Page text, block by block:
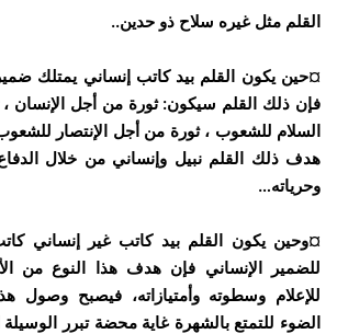
ﺍﻟﻘﻠﻢ ﻣﺜﻞ ﻏﻴﺮﻩ ﺳﻼﺡ ﺫﻭ ﺣﺪﻳﻦ..
¤ﺣﻴﻦ ﻳﻜﻮﻥ ﺍﻟﻘﻠﻢ ﺑﻴﺪ ﻛﺎﺗﺐ ﺇﻧﺴﺎﻧﻲ ﻳﻤﺘﻠﻚ
ﻓﺈﻥ ﺫﻟﻚ ﺍﻟﻘﻠﻢ ﺳﻴﻜﻮﻥ: ﺛﻮﺭﺓ ﻣﻦ ﺃﺟﻞ ﺍﻹﻧﺴﺎﻥ
ﺍﻟﺴﻼﻡ ﻟﻠﺸﻌﻮﺏ ، ﺛﻮﺭﺓ ﻣﻦ ﺃﺟﻞ ﺍﻹﻧﺘﺼﺎﺭ
ﻫﺪﻑ ﺫﻟﻚ ﺍﻟﻘﻠﻢ ﻧﺒﻴﻞ ﻭﺇﻧﺴﺎﻧﻲ ﻣﻦ ﺧﻼﻝ
ﻭﺣﺮﻳﺎﺗﻪ…
¤ﻭﺣﻴﻦ ﻳﻜﻮﻥ ﺍﻟﻘﻠﻢ ﺑﻴﺪ ﻛﺎﺗﺐ ﻏﻴﺮ ﺇﻧﺴﺎﻧﻲ
ﻟﻠﻀﻤﻴﺮ ﺍﻹﻧﺴﺎﻧﻲ ﻓﺈﻥ ﻫﺪﻑ ﻫﺬﺍ ﺍﻟﻨﻮﻉ ﻣﻦ
ﻟﻺﻋﻼﻡ ﻭﺳﻄﻮﺗﻪ ﻭﺃﻣﺘﻴﺎﺯﺍﺗﻪ، ﻓﻴﺼﺒﺢ ﻭﺻﻮﻝ
ﺍﻟﻀﻮﺀ ﻟﻠﺘﻤﺘﻊ ﺑﺎﻟﺸﻬﺮﺓ ﻏﺎﻳﺔ ﻣﺤﻀﺔ ﺗﺒﺮﺭ ﺍﻟﻮﺳﻴﻠﺔ